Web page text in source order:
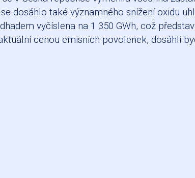
dosáhlo také významného snížení oxidu
vyčíslena na 1 350 GWh, což
cenou emisních povolenek, dosáhli